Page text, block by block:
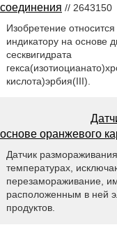
соединения // 2643150
Изобретение
индикатору на основе
сесквигидрата
кислота)эрбия(III).
основе оранжевого
Датчик
температурах,
перезамораживание,
расположенным в ней
продуктов.